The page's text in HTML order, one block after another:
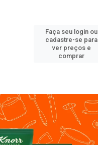
Faça seu login ou
cadastre-se para
ver preços e
comprar